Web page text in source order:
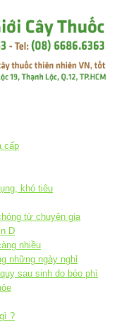
cấp
khó tiêu
từ chuyên gia
D
nhiều
những ngày nghỉ
sau sinh do béo phì
?